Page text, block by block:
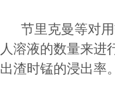
节里克曼等对用
人溶液的数量来进
出渣时锰的浸出率